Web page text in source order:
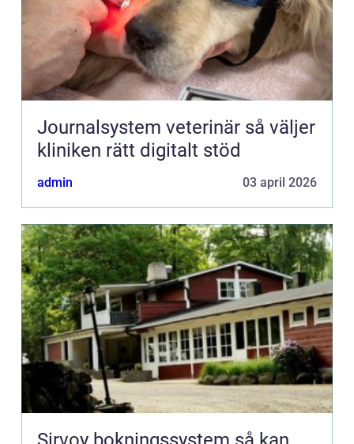
Journalsystem veterinär så väljer
kliniken rätt digitalt stöd
admin 03 april 2026